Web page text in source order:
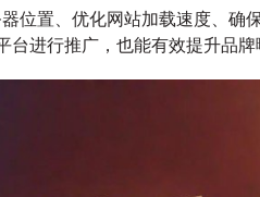
位置、优化网站加载速度、确
进行推广，也能有效提升品牌